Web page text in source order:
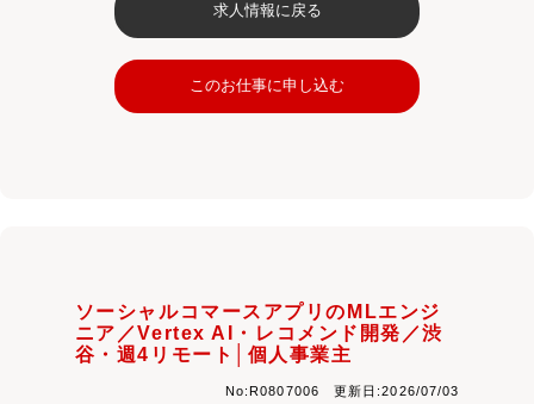
求人情報に戻る
このお仕事に申し込む
ソーシャルコマースアプリのMLエンジ
ニア／Vertex AI・レコメンド開発／渋
谷・週4リモート│個人事業主
No:R0807006 更新日:2026/07/03